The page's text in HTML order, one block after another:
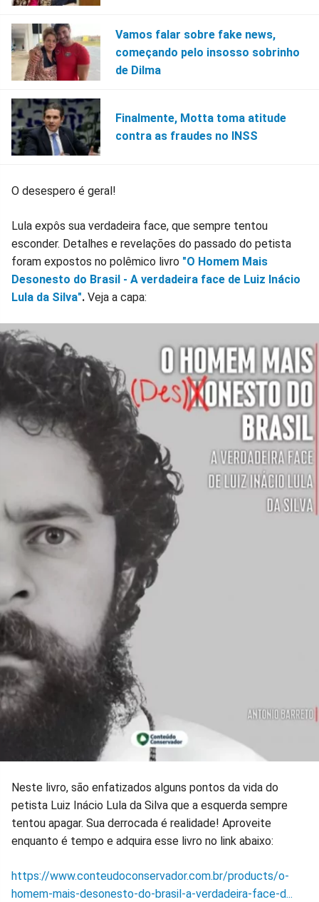
Vamos falar sobre fake news,
começando pelo insosso sobrinho
de Dilma
Finalmente, Motta toma atitude
contra as fraudes no INSS
O desespero é geral!
Lula expôs sua verdadeira face, que sempre tentou
esconder. Detalhes e revelações do passado do petista
foram expostos no polêmico livro "O Homem Mais
Desonesto do Brasil - A verdadeira face de Luiz Inácio
Lula da Silva". Veja a capa:
Neste livro, são enfatizados alguns pontos da vida do
petista Luiz Inácio Lula da Silva que a esquerda sempre
tentou apagar. Sua derrocada é realidade! Aproveite
enquanto é tempo e adquira esse livro no link abaixo:
https://www.conteudoconservador.com.br/products/o-
homem-mais-desonesto-do-brasil-a-verdadeira-face-d...